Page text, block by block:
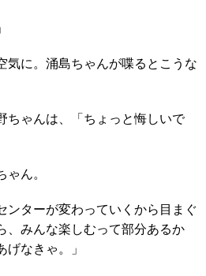
気に。涌島ちゃんが喋るとこうな
ちゃんは、「ちょっと悔しいで
ん。
ンターが変わっていくから目まぐ
、みんな楽しむって部分あるか
げなきゃ。」